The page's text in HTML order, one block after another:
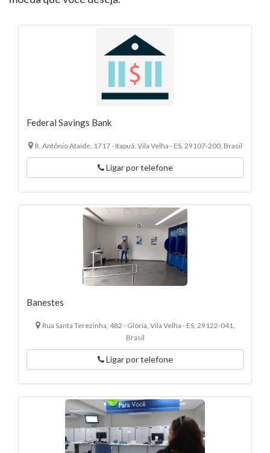
Federal Savings Bank
R. Antônio Ataíde, 1717 - Itapuã, Vila Velha - ES, 29107-200, Brasil
Ligar por telefone
Banestes
Rua Santa Terezinha, 482 - Glória, Vila Velha - ES, 29122-041,
Brasil
Ligar por telefone